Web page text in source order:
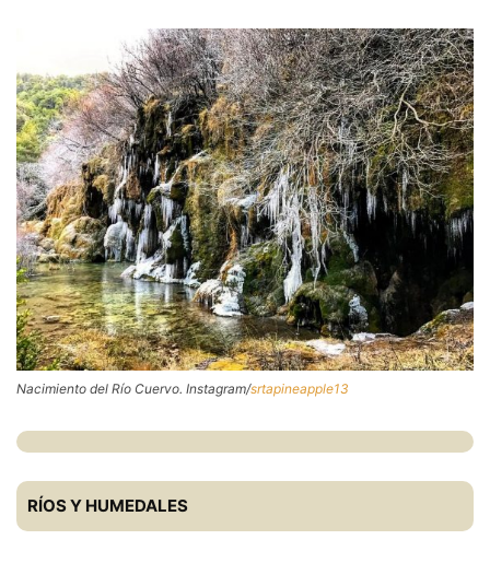
Nacimiento del Río Cuervo. Instagram/srtapineapple13
RÍOS Y HUMEDALES